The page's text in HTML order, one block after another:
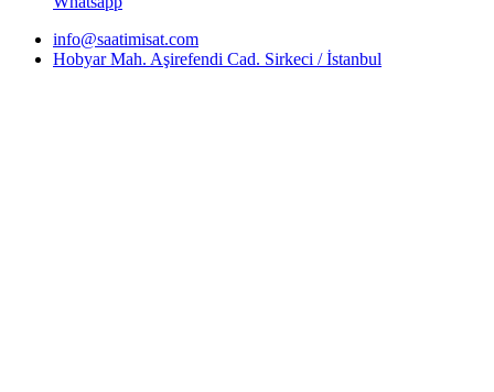
info@saatimisat.com
Hobyar Mah. Aşirefendi Cad. Sirkeci / İstanbul